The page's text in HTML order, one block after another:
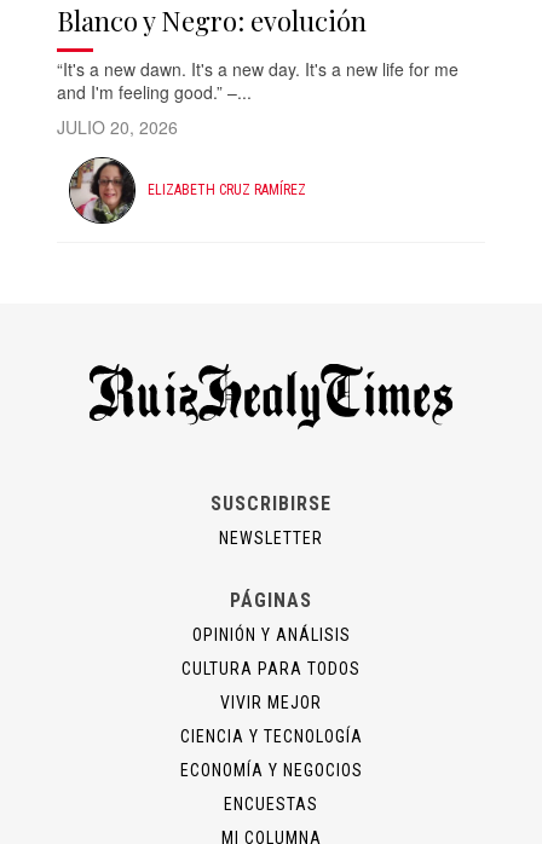
Blanco y Negro: evolución
“It's a new dawn. It's a new day. It's a new life for me
and I'm feeling good.” –...
JULIO 20, 2026
ELIZABETH CRUZ RAMÍREZ
SUSCRIBIRSE
NEWSLETTER
PÁGINAS
OPINIÓN Y ANÁLISIS
CULTURA PARA TODOS
VIVIR MEJOR
CIENCIA Y TECNOLOGÍA
ECONOMÍA Y NEGOCIOS
ENCUESTAS
MI COLUMNA